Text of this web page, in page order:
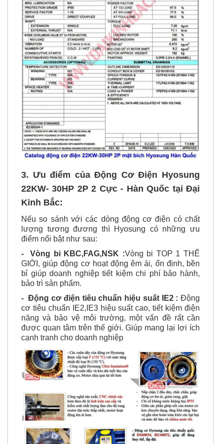
3. Ưu điểm của Động Cơ Điện Hyosung
22KW- 30HP 2P 2 Cực - Hàn Quốc tại Đại
Kinh Bắc:
Nếu so sánh với các dòng động cơ điện có chất
lượng tương đương thì Hyosung có những ưu
điểm nổi bật như sau:
-
Vòng bi KBC,FAG,NSK :Vòng bi TOP 1 THẾ
GIỚI, giúp động cơ hoạt động êm ái, ổn định, bền
bỉ giúp doanh nghiệp tiết kiệm chi phí bảo hành,
bảo trì sản phẩm.
-Động cơđiện tiêu chuẩn hiệu suất IE2 :Động
cơ tiêu chuẩn IE2,IE3 hiệu suất cao, tiết kiệm điện
năng và bảo vệ môi trường, một vấn đề rất cần
được quan tâm trên thế giới. Giúp mang lại lợi ích
cạnh tranh cho doanh nghiệp